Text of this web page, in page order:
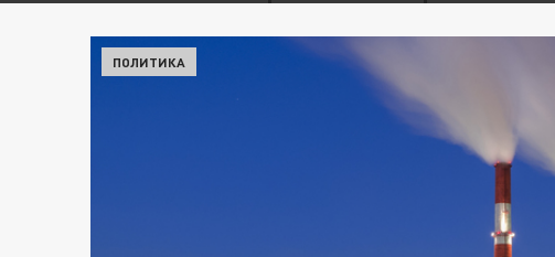
ПОЛИТИКА